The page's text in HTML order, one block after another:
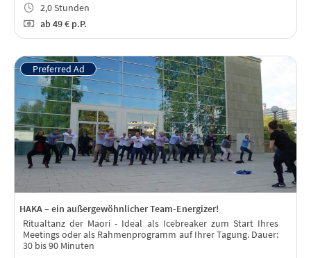
2,0 Stunden
ab49 € p.P.
HAKA – ein außergewöhnlicher Team-Energizer!
Ritualtanz der Maori - Ideal als Icebreaker zum Start Ihres
Meetings oder als Rahmenprogramm auf Ihrer Tagung. Dauer:
30 bis 90 Minuten